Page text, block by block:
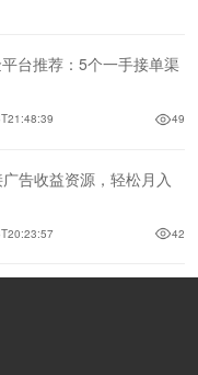
台推荐：5个一手接单渠
49
告收益资源，轻松月入
42